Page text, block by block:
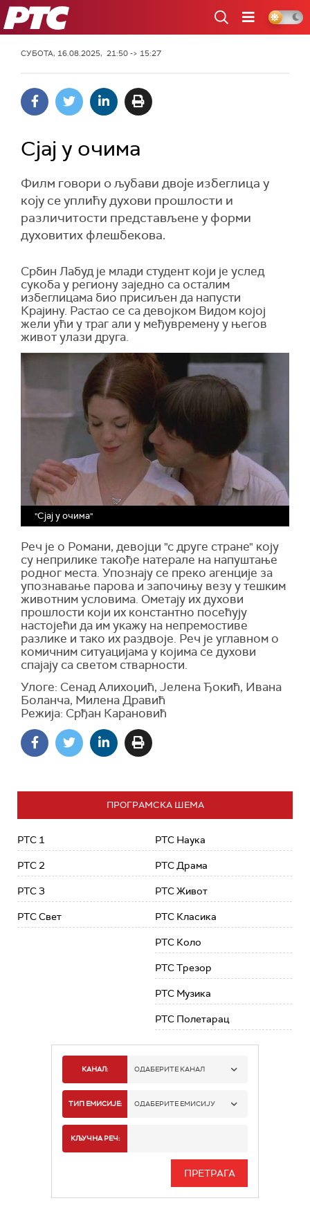
РТС
СУБОТА, 16.08.2025, 21:50 -> 15:27
Сјај у очима
Филм говори о љубави двоје избеглица у
коју се уплићу духови прошлости и
различитости представљене у форми
духовитих флешбекова.
Србин Лабуд је млади студент који је услед
сукоба у региону заједно са осталим
избеглицама био присиљен да напусти
Крајину. Растао се са девојком Видом којој
жели ући у траг али у међувремену у његов
живот улази друга.
"Сјај у очима"
Реч је о Романи, девојци "с друге стране" коју
су неприлике такође натерале на напуштање
родног места. Упознају се преко агенције за
упознавање парова и започињу везу у тешким
животним условима. Ометају их духови
прошлости који их константно посећују
настојећи да им укажу на непремостиве
разлике и тако их раздвоје. Реч је углавном о
комичним ситуацијама у којима се духови
спајају са светом стварности.
Улоге: Сенад Алихоџић, Јелена Ђокић, Ивана
Боланча, Милена Дравић
Режија: Срђан Карановић
ПРОГРАМСКА ШЕМА
РТС 1
РТС 2
РТС 3
РТС Свет
РТС Наука
РТС Драма
РТС Живот
РТС Класика
РТС Коло
РТС Трезор
РТС Музика
РТС Полетарац
КАНАЛ: ОДАБЕРИТЕ КАНАЛ
РТС 1
РТС 3
ТИП ЕМИСИЈЕ: ОДАБЕРИТЕ ЕМИСИЈУ
ИНФО
КЉУЧНА РЕЧ: